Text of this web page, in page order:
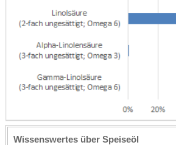
Wissenswertes über Speiseöl